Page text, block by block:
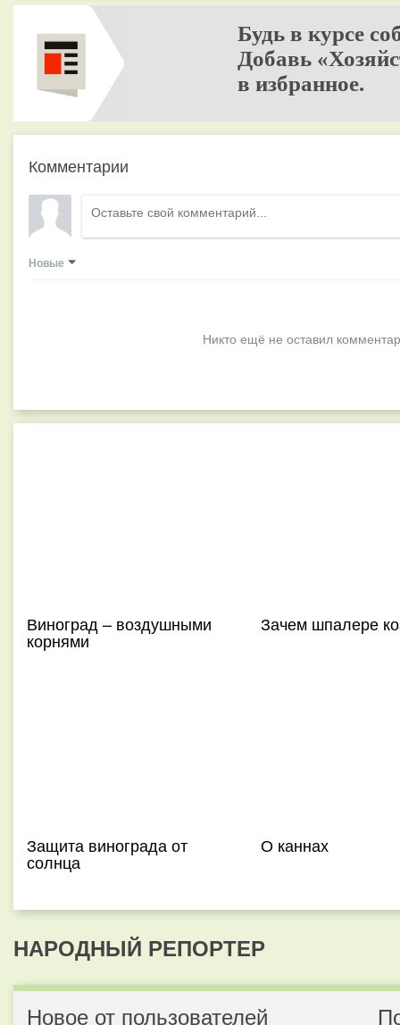
Будь в курсе
Добавь
в избранное.
Комментарии
Новые
Никто ещё не оставил
Виноград – воздушными
корнями
Зачем шпалере
Защита винограда от
солнца
О каннах
НАРОДНЫЙ РЕПОРТЕР
Новое от пользователей